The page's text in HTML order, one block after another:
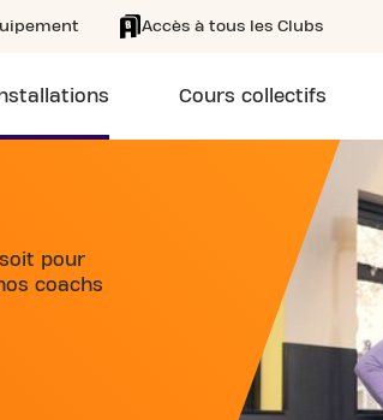
Accès à tous les Clubs
Cours collectifs
soit pour
coachs